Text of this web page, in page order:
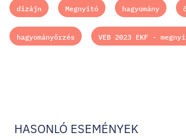
dizájn Megnyitó hagyomány
hagyományőrzés VEB 2023 EKF -
HASONLÓ ESEMÉNYEK